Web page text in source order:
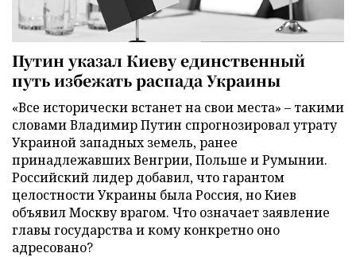
Путин указал Киеву единственный
путь избежать распада Украины
«Все исторически встанет на свои места» – такими
словами Владимир Путин спрогнозировал утрату
Украиной западных земель, ранее
принадлежавших Венгрии, Польше и Румынии.
Российский лидер добавил, что гарантом
целостности Украины была Россия, но Киев
объявил Москву врагом. Что означает заявление
главы государства и кому конкретно оно
адресовано?